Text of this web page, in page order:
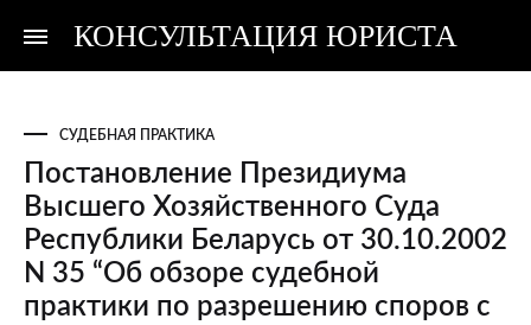
КОНСУЛЬТАЦИЯ ЮРИСТА
Консультация
Консультация
СУДЕБНАЯ ПРАКТИКА
Постановление Президиума
Высшего Хозяйственного Суда
Республики Беларусь от 30.10.2002
N 35 “Об обзоре судебной
практики по разрешению споров с